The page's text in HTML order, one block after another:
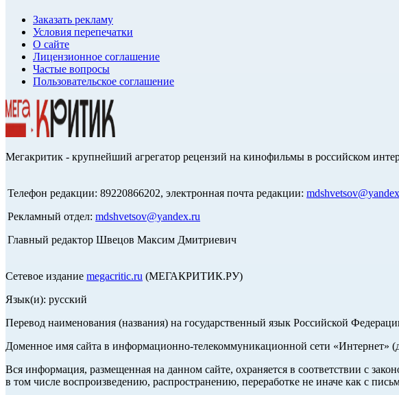
Заказать рекламу
Условия перепечатки
О сайте
Лицензионное соглашение
Частые вопросы
Пользовательское соглашение
Мегакритик - крупнейший агрегатор рецензий на кинофильмы в российском
Телефон редакции: 89220866202, электронная почта редакции:
Рекламный отдел: mdshvetsov@yandex.ru
Главный редактор Швецов Максим Дмитриевич
Сетевое издание megacritic.ru (МЕГАКРИТИК.РУ)
Язык(и): русский
Перевод наименования (названия) на государственный язык Российской
Доменное имя сайта в информационно-телекоммуникационной сети «Интернет»
Вся информация, размещенная на данном сайте, охраняется в соответствии с
в том числе воспроизведению, распространению, переработке не иначе как с